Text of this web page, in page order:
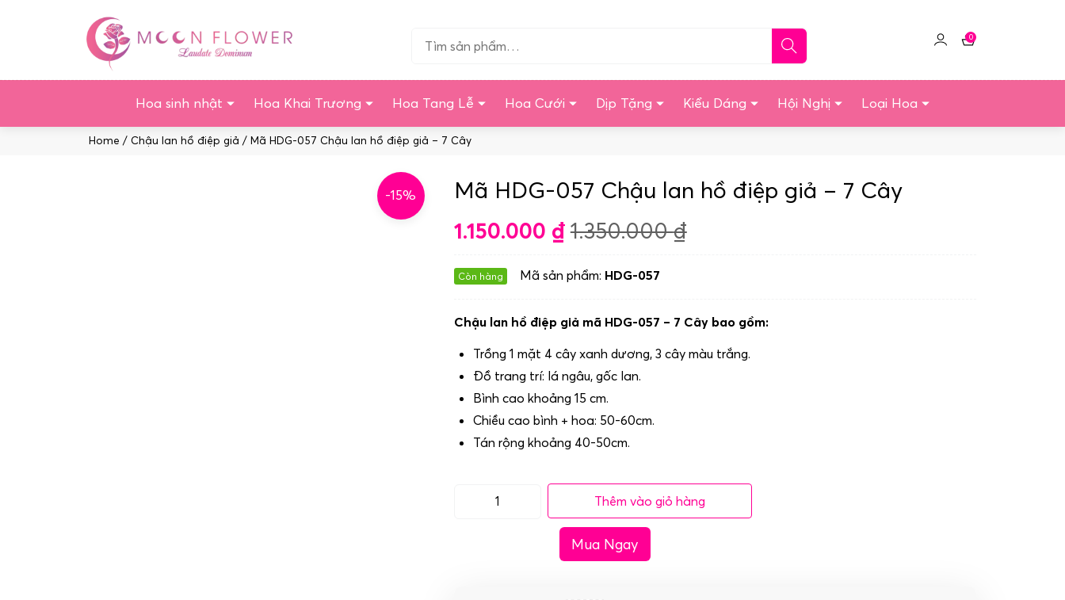
Tìm…
Click
tài
0
Giỏ
Hoa sinh nhật Hoa Khai Trương Hoa Tang Lễ Hoa Cưới Dịp Tặng Kiểu Dáng Hội Nghị Loại Hoa
Home / Chậu lan hồ điệp giả / Mã HDG-057 Chậu lan hồ điệp giả – 7 Cây
-15% Mã HDG-057 Chậu lan hồ điệp giả – 7 Cây
1.150.000 ₫ 1.350.000₫
Còn hàng Mã sản phẩm: HDG-057
Chậu lan hồ điệp giả mã HDG-057 – 7 Cây bao gồm:
Trồng 1 mặt 4 cây xanh dương, 3 cây màu trắng.
Đồ trang trí: lá ngâu, gốc lan.
Bình cao khoảng 15 cm.
Chiều cao bình + hoa: 50-60cm.
Tán rộng khoảng 40-50cm.
Mã
Thêm vào giỏ hàng
Mua Ngay